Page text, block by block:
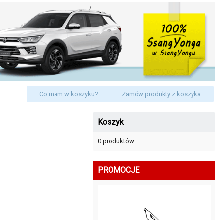
Co mam w koszyku? Zamów produkty z koszyka
Koszyk
0 produktów
PROMOCJE